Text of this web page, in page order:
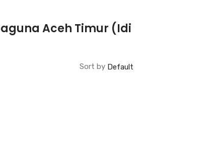
Aceh Timur (Idi
Sort by